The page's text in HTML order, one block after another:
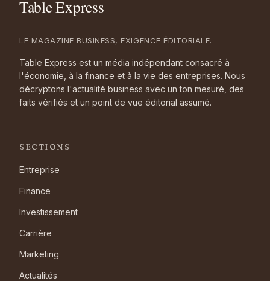
LE MAGAZINE BUSINESS, EXIGENCE ÉDITORIALE.
Table Express est un média indépendant consacré à
l'économie, à la finance et à la vie des entreprises. Nous
décryptons l'actualité business avec un ton mesuré, des
faits vérifiés et un point de vue éditorial assumé.
SECTIONS
Entreprise
Finance
Investissement
Carrière
Marketing
Actualités